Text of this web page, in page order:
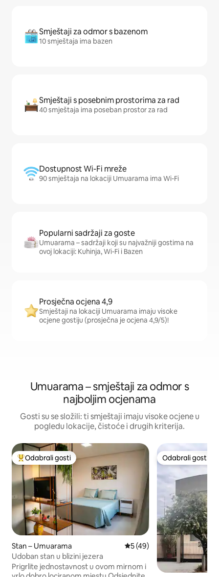
Smještaji za odmor s bazenom
10 smještaja ima bazen
Smještaji s posebnim prostorima za rad
40 smještaja ima poseban prostor za rad
Dostupnost Wi-Fi mreže
90 smještaja na lokaciji Umuarama ima Wi-Fi
Popularni sadržaji za goste
Umuarama – sadržaji koji su najvažniji gostima na
ovoj lokaciji: Kuhinja, Wi-Fi i Bazen
Prosječna ocjena 4,9
Smještaji na lokaciji Umuarama imaju visoke
ocjene gostiju (prosječna je ocjena 4,9/5)!
Umuarama – smještaji za odmor s
najboljim ocjenama
Gosti su se složili: ti smještaji imaju visoke ocjene u
pogledu lokacije, čistoće i drugih kriterija.
Među najviše rangiranima s oznakom „Odabrali gosti”
Odabrali gosti
Stan – Umuarama Prosječna ocjena: 5/5,
5 (49)
Udoban stan u blizini jezera
Prigrlite jednostavnost u ovom mirnom i
Odabrali gosti
Odabrali gosti